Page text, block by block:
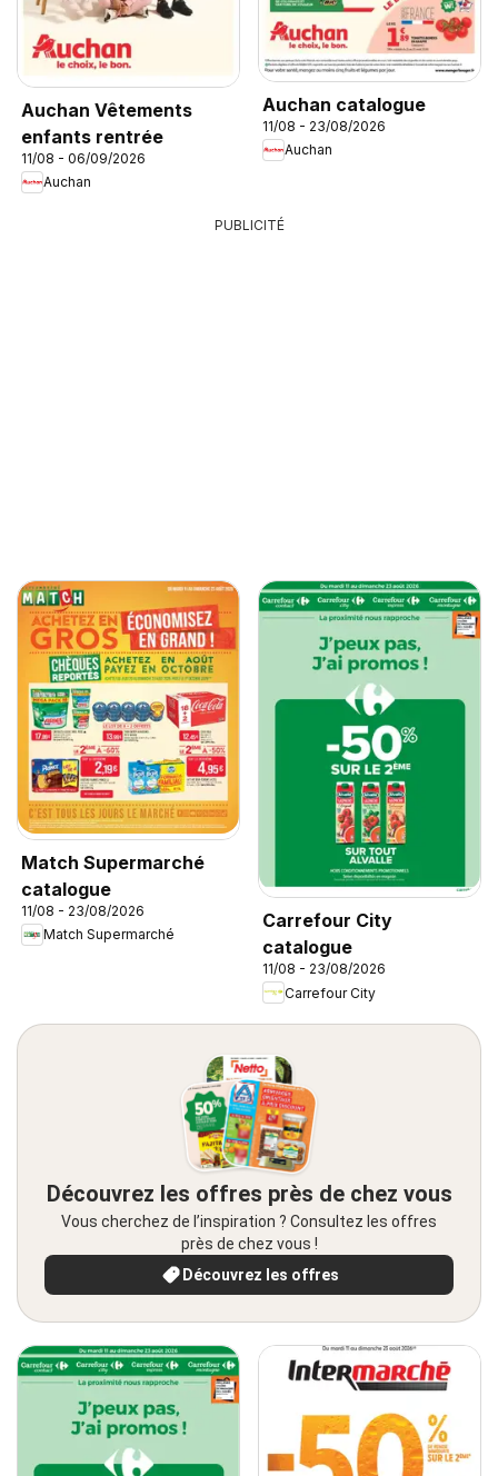
Auchan Vêtements
enfants rentrée
11/08 - 06/09/2026
Auchan
Auchan catalogue
11/08 - 23/08/2026
Auchan
PUBLICITÉ
Match Supermarché
catalogue
11/08 - 23/08/2026
Match Supermarché
Carrefour City
catalogue
11/08 - 23/08/2026
Carrefour City
Découvrez les offres près de chez vous
Vous cherchez de l’inspiration ? Consultez les offres
près de chez vous !
Découvrez les offres